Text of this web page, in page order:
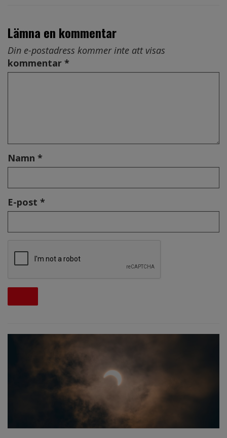
Lämna en kommentar
Din e-postadress kommer inte att visas
kommentar *
Namn *
E-post *